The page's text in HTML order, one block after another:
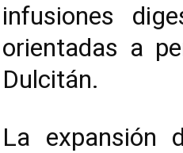
infusiones
orientadas a
Dulcitán.
La expansión